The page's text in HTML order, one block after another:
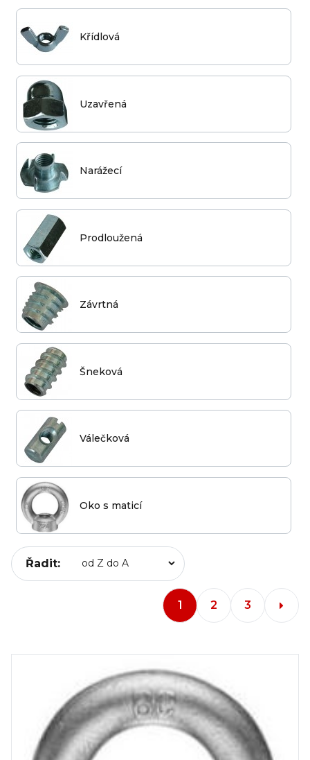
Křídlová
Uzavřená
Narážecí
Prodloužená
Závrtná
Šneková
Válečková
Oko s maticí
Řadit:
1 2 3